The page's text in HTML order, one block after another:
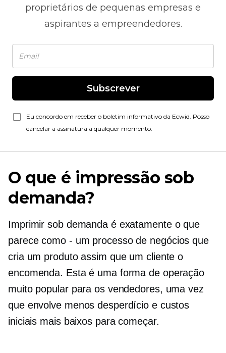
proprietários de pequenas empresas e
aspirantes a empreendedores.
Subscrever
Eu concordo em receber o boletim informativo da Ecwid. Posso
cancelar a assinatura a qualquer momento.
O que é impressão sob
demanda?
Imprimir sob demanda é exatamente o que
parececomo - um processo de negócios que
cria um produto assim que um cliente o
encomenda. Esta é uma forma de operação
muito popular para os vendedores, uma vez
que envolve menos desperdício e custos
iniciais mais baixos para começar.